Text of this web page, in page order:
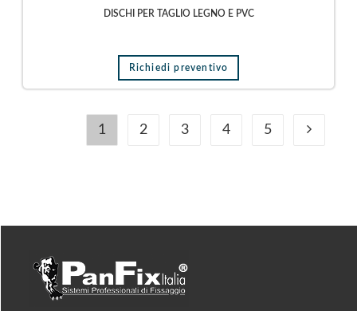
DISCHI PER TAGLIO LEGNO E PVC
Richiedi preventivo
1 2 3 4 5